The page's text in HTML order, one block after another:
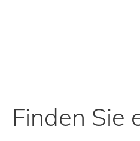
Finden Sie